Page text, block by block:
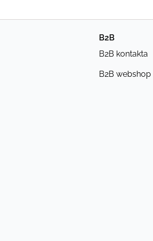
B2B
B2B kontakta
B2B webshop